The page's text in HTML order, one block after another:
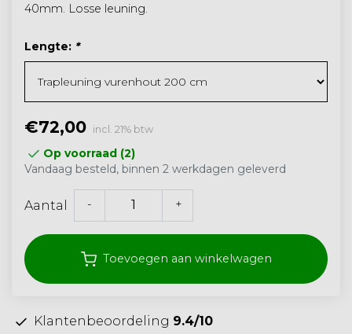
40mm. Losse leuning.
Lengte: *
€72,00 incl. 21% btw
Op voorraad (2)
Vandaag besteld, binnen 2 werkdagen geleverd
Aantal - +
Toevoegen aan winkelwagen
Klantenbeoordeling 9.4/10